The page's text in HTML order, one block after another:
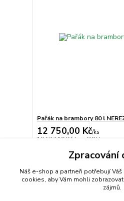
Pařák na brambory 80 l
12 750,00 Kč/ks
10 537,19 Kčbez DPH
Přidat
Zpracování
Náš e-shop a partneři potřebují Váš
cookies, aby Vám mohli
zájmů.